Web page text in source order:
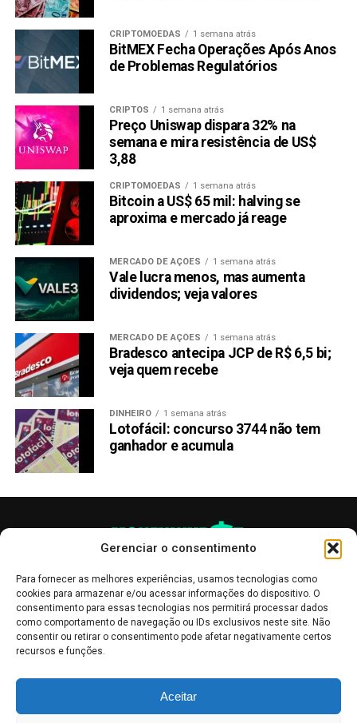
Gerenciar o consentimento
Para fornecer as melhores experiências, usamos tecnologias como
cookies para armazenar e/ou acessar informações do dispositivo. O
consentimento para essas tecnologias nos permitirá processar dados
como comportamento de navegação ou IDs exclusivos neste site. Não
consentir ou retirar o consentimento pode afetar negativamente certos
recursos e funções.
Aceitar
CRIPTOMOEDAS 1 semana atrás
BitMEX Fecha Operações Após Anos
de Problemas Regulatórios
CRIPTOS 1 semana atrás
Preço Uniswap dispara 32% na
semana e mira resistência de US$
3,88
CRIPTOMOEDAS 1 semana atrás
Bitcoin a US$ 65 mil: halving se
aproxima e mercado já reage
MERCADO DE AÇÕES 1 semana atrás
Vale lucra menos, mas aumenta
dividendos; veja valores
MERCADO DE AÇÕES 1 semana atrás
Bradesco antecipa JCP de R$ 6,5 bi;
veja quem recebe
DINHEIRO 1 semana atrás
Lotofácil: concurso 3744 não tem
ganhador e acumula
informativo, servindo como boletins de divulgação, e não devem ser
interpretadas como recomendações de investimento.Leia mais